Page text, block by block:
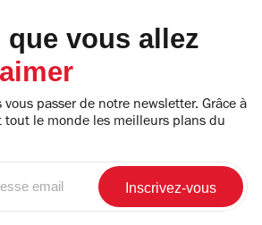
que vous allez
aimer
passer de notre newsletter. Grâce à
tout le monde les meilleurs plans du